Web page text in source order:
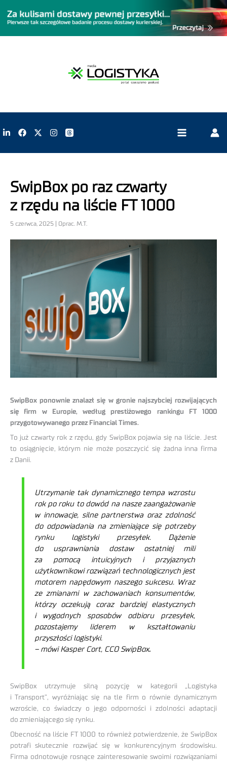
SwipBox po raz czwarty
z rzędu na liście FT 1000
5 czerwca, 2025 | Oprac. M.T.
SwipBox ponownie znalazł się w gronie najszybciej rozwijających
się firm w Europie, według prestiżowego rankingu FT 1000
przygotowywanego przez Financial Times.
To już czwarty rok z rzędu, gdy SwipBox pojawia się na liście. Jest
to osiągnięcie, którym nie może poszczycić się żadna inna firma
z Danii.
Utrzymanie tak dynamicznego tempa wzrostu
rok po roku to dowód na nasze zaangażowanie
w innowacje, silne partnerstwa oraz zdolność
do odpowiadania na zmieniające się potrzeby
rynku logistyki przesyłek. Dążenie
do usprawniania dostaw ostatniej mili
za pomocą intuicyjnych i przyjaznych
użytkownikowi rozwiązań technologicznych jest
motorem napędowym naszego sukcesu. Wraz
ze zmianami w zachowaniach konsumentów,
którzy oczekują coraz bardziej elastycznych
i wygodnych sposobów odbioru przesyłek,
pozostajemy liderem w kształtowaniu
przyszłości logistyki.
– mówi Kasper Cort, CCO SwipBox.
SwipBox utrzymuje silną pozycję w kategorii „Logistyka
i Transport”, wyróżniając się na tle firm o równie dynamicznym
wzroście, co świadczy o jego odporności i zdolności adaptacji
do zmieniającego się rynku.
Obecność na liście FT 1000 to również potwierdzenie, że SwipBox
potrafi skutecznie rozwijać się w konkurencyjnym środowisku.
Firma odnotowuje rosnące zainteresowanie swoimi rozwiązaniami